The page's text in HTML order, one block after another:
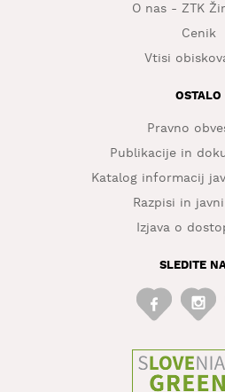
O nas - ZTK
Cenik
Vtisi
OSTALO
Pravno
Publikacije in
Katalog informacij
Razpisi in
Izjava o
SLEDITE